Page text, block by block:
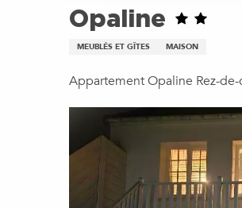
Opaline
MEUBLÉS ET GÎTES MAISON
Appartement Opaline Rez-